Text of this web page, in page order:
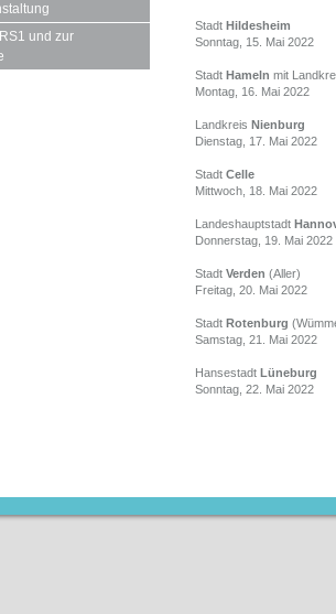
und zur
Stadt Hildesheim
Sonntag, 15. Mai 2022
Stadt Hameln mit
Montag, 16. Mai 2022
Landkreis Nienburg
Dienstag, 17. Mai 2022
Stadt Celle
Mittwoch, 18. Mai 2022
Landeshauptstadt
Donnerstag, 19. Mai 2022
Stadt Verden (Aller)
Freitag, 20. Mai 2022
Stadt Rotenburg
Samstag, 21. Mai 2022
Hansestadt Lüneburg
Sonntag, 22. Mai 2022